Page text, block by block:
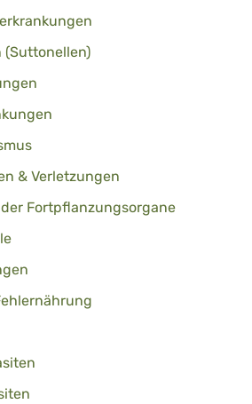
(Suttonellen)
& Verletzungen
Fortpflanzungsorgane